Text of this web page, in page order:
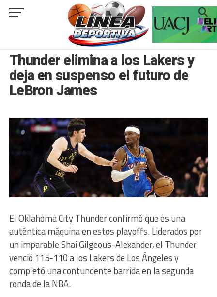
###
INTERNACIONAL
Thunder elimina a los Lakers y
deja en suspenso el futuro de
LeBron James
El Oklahoma City Thunder confirmó que es una
auténtica máquina en estos playoffs. Liderados por
un imparable Shai Gilgeous-Alexander, el Thunder
venció 115-110 a los Lakers de Los Ángeles y
completó una contundente barrida en la segunda
ronda de la NBA.